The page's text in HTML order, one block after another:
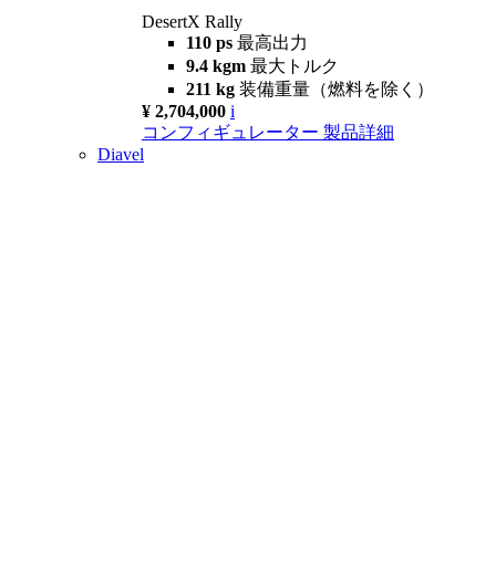
DesertX Rally
110 ps 最高出力
9.4 kgm 最大トルク
211 kg 装備重量（燃料を除く）
¥ 2,704,000 i
コンフィギュレーター 製品詳細
Diavel